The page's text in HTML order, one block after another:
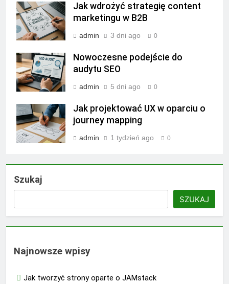
Jak wdrożyć strategię content
marketingu w B2B
admin 3 dni ago 0
Nowoczesne podejście do
audytu SEO
admin 5 dni ago 0
Jak projektować UX w oparciu o
journey mapping
admin 1 tydzień ago 0
Szukaj
SZUKAJ
Najnowsze wpisy
Jak tworzyć strony oparte o JAMstack